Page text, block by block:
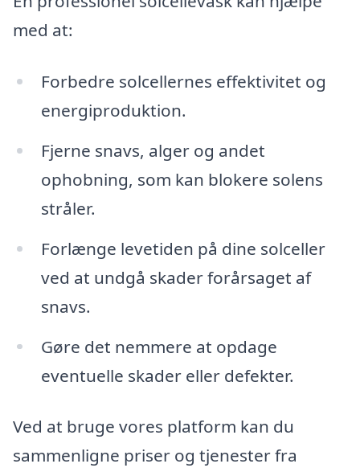
med at:
Forbedre solcellernes effektivitet og
energiproduktion.
Fjerne snavs, alger og andet
ophobning, som kan blokere solens
stråler.
Forlænge levetiden på dine solceller
ved at undgå skader forårsaget af
snavs.
Gøre det nemmere at opdage
eventuelle skader eller defekter.
Ved at bruge vores platform kan du
sammenligne priser og tjenester fra